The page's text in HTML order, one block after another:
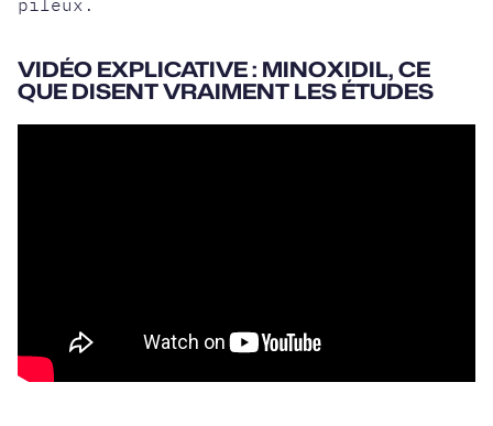
VIDÉO EXPLICATIVE : MINOXIDIL, CE
QUE DISENT VRAIMENT LES ÉTUDES